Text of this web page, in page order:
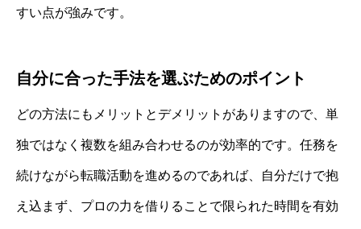
すい点が強みです。
自分に合った手法を選ぶためのポイント
どの方法にもメリットとデメリットがありますので、単
独ではなく複数を組み合わせるのが効率的です。任務を
続けながら転職活動を進めるのであれば、自分だけで抱
え込まず、プロの力を借りることで限られた時間を有効